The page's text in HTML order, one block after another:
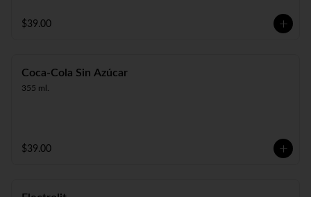
$39.00
Coca-Cola Sin Azúcar
355 ml.
$39.00